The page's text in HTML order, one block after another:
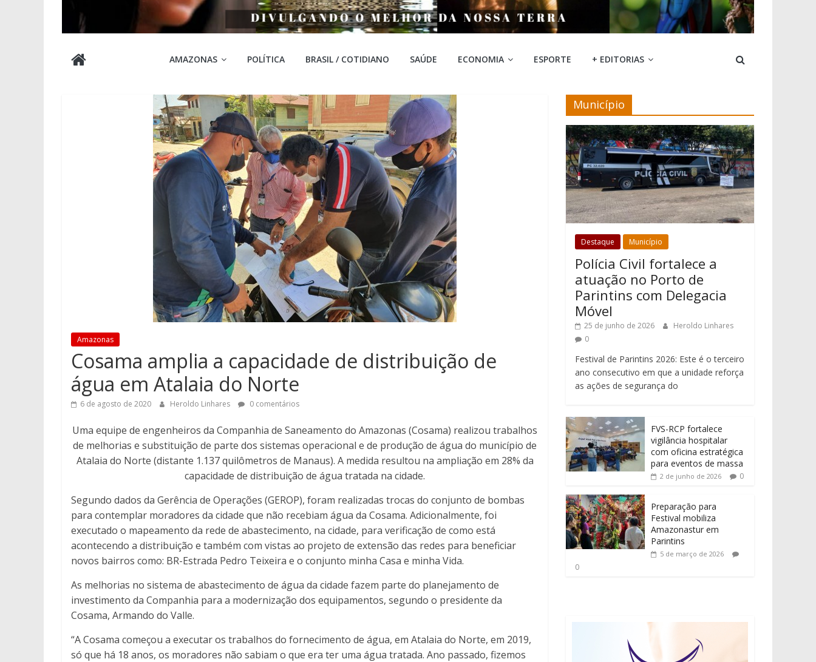
Cabocla
AMAZONAS POLÍTICA BRASIL / COTIDIANO SAÚDE ECONOMIA ESPORTE + EDITORIAS
Amazonas
Cosama amplia a capacidade de distribuição de
água em Atalaia do Norte
6 de agosto de 2020 Heroldo Linhares 0 comentários
Uma equipe de engenheiros da Companhia de Saneamento do Amazonas (Cosama) realizou trabalhos
de melhorias e substituição de parte dos sistemas operacional e de produção de água do município de
Atalaia do Norte (distante 1.137 quilômetros de Manaus). A medida resultou na ampliação em 28% da
capacidade de distribuição de água tratada na cidade.
Segundo dados da Gerência de Operações (GEROP), foram realizadas trocas do conjunto de bombas
para contemplar moradores da cidade que não recebiam água da Cosama. Adicionalmente, foi
executado o mapeamento da rede de abastecimento, na cidade, para verificação de como está
acontecendo a distribuição e também com vistas ao projeto de extensão das redes para beneficiar
novos bairros como: BR-Estrada Pedro Teixeira e o conjunto minha Casa e minha Vida.
As melhorias no sistema de abastecimento de água da cidade fazem parte do planejamento de
investimento da Companhia para a modernização dos equipamentos, segundo o presidente da
Cosama, Armando do Valle.
“A Cosama começou a executar os trabalhos do fornecimento de água, em Atalaia do Norte, em 2019,
só que há 18 anos, os moradores não sabiam o que era ter uma água tratada. Ano passado, fizemos
Município
Destaque Município
Polícia Civil fortalece a
atuação no Porto de
Parintins com Delegacia
Móvel
25 de junho de 2026
Heroldo Linhares
0
Festival de Parintins 2026: Este é o terceiro
ano consecutivo em que a unidade reforça
as ações de segurança do
FVS-RCP fortalece
vigilância hospitalar
com oficina estratégica
para eventos de massa
2 de junho de 2026 0
Preparação para
Festival mobiliza
Amazonastur em
Parintins
5 de março de 2026
0